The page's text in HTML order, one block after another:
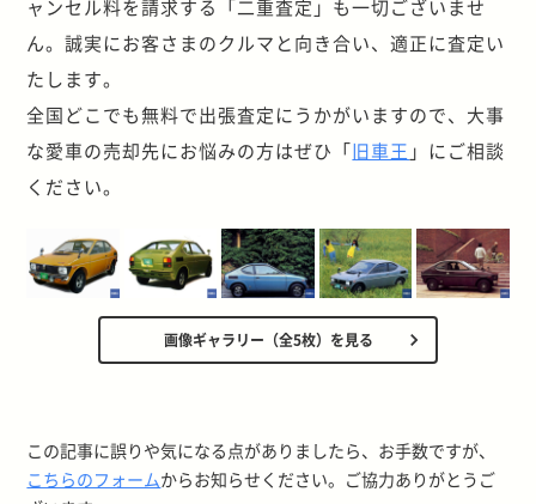
ャンセル料を請求する「二重査定」も一切ございませ
ん。誠実にお客さまのクルマと向き合い、適正に査定い
たします。
全国どこでも無料で出張査定にうかがいますので、大事
な愛車の売却先にお悩みの方はぜひ「旧車王 」にご相談
ください。
画像ギャラリー（全5枚）を見る
この記事に誤りや気になる点がありましたら、お手数ですが、
こちらのフォームからお知らせください。ご協力ありがとうご